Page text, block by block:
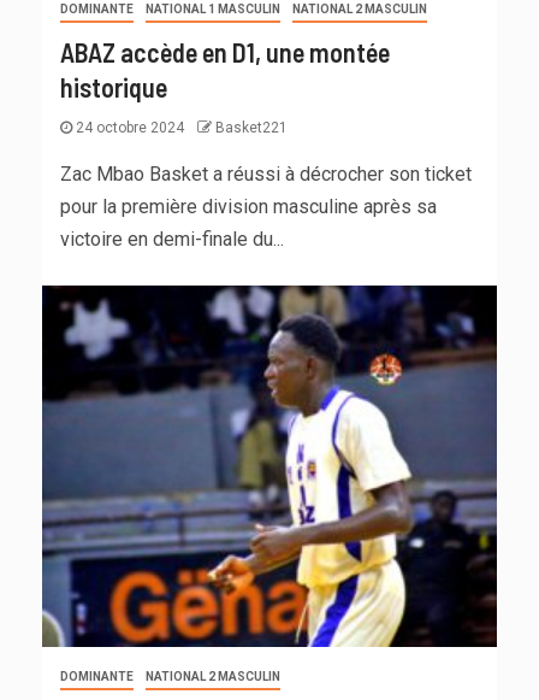
DOMINANTE NATIONAL 1 MASCULIN NATIONAL 2 MASCULIN
ABAZ accède en D1, une montée
historique
24 octobre 2024 Basket221
Zac Mbao Basket a réussi à décrocher son ticket
pour la première division masculine après sa
victoire en demi-finale du...
DOMINANTE NATIONAL 2 MASCULIN